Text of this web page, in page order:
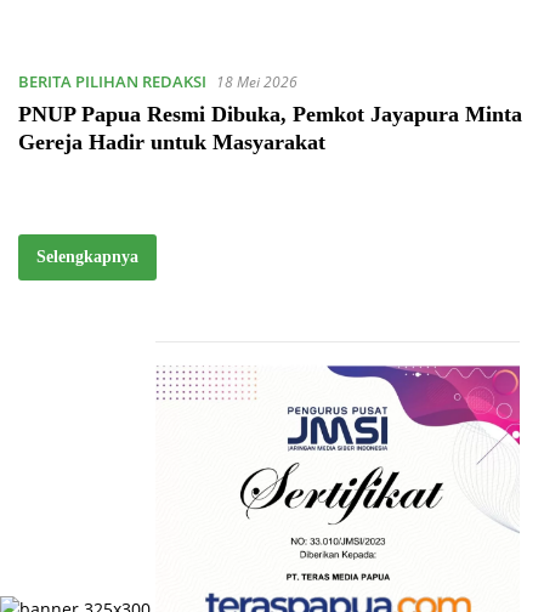
BERITA PILIHAN REDAKSI 18 Mei 2026
PNUP Papua Resmi Dibuka, Pemkot Jayapura Minta
Gereja Hadir untuk Masyarakat
Selengkapnya